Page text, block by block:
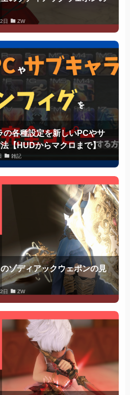
日 ZW
の各種設定を新しいPCやサ
【HUDからマクロまで】
雑記
ゾディアックウェポンの見
日 ZW